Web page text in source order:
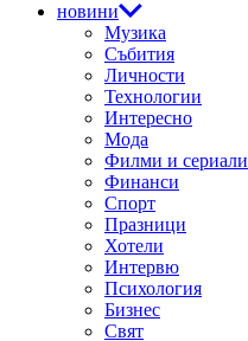
новини
Музика
Събития
Личности
Технологии
Интересно
Мода
Филми и сериали
Финанси
Спорт
Празници
Хотели
Интервю
Психология
Бизнес
Свят